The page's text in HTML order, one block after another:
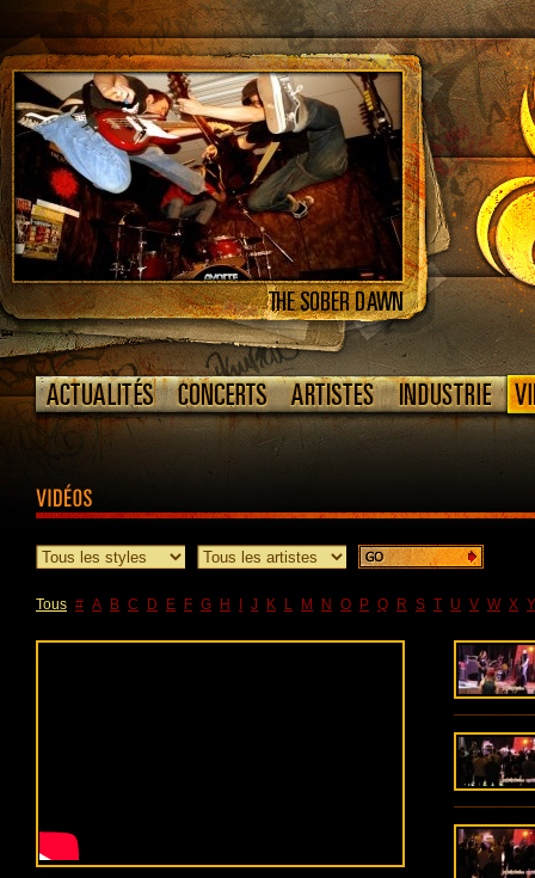
Tous # A B C D E F G H J K L M N O P Q R S T U V W X Y